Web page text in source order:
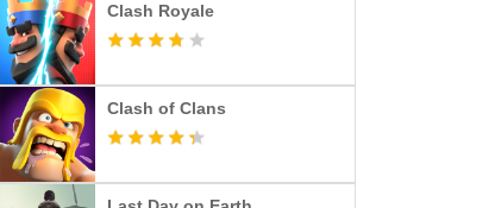
Clash Royale
Clash of Clans